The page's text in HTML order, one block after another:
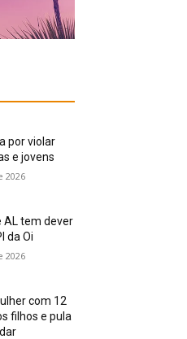
por violar
e jovens
2026
AL tem dever
da Oi
2026
com 12
filhos e pula